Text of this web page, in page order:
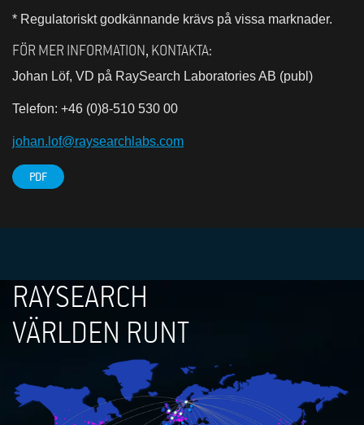
* Regulatoriskt godkännande krävs på vissa marknader.
FÖR MER INFORMATION, KONTAKTA:
Johan Löf, VD på RaySearch Laboratories AB (publ)
Telefon: +46 (0)8-510 530 00
johan.lof@raysearchlabs.com
PDF
RAYSEARCH
VÄRLDEN RUNT